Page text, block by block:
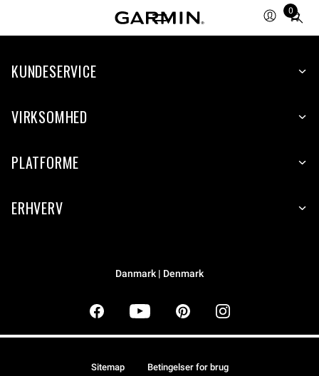
0
Total
items
cart:
KUNDESERVICE
VIRKSOMHED
PLATFORME
ERHVERV
Danmark | Denmark
Sitemap Betingelser for brug